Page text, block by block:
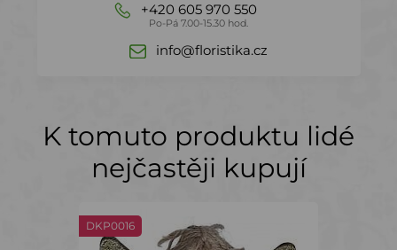
+420 605 970 550
Po-Pá 7.00-15.30 hod.
info@floristika.cz
K tomuto produktu lidé
nejčastěji kupují
DKP0016